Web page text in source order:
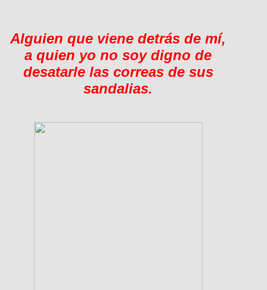
Alguien que viene detrás de mí,
a quien yo no soy digno de
desatarle las correas de sus
sandalias.